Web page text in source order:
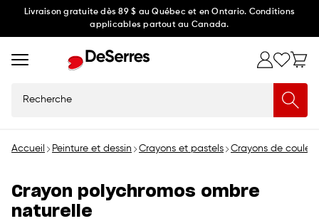
Ignorer
au
Livraison gratuite dès 89 $ au Québec et en Ontario. Conditions
applicables partout au Canada.
Accueil Peinture et dessin Crayons et pastels Crayons de
Crayon polychromos ombre
naturelle